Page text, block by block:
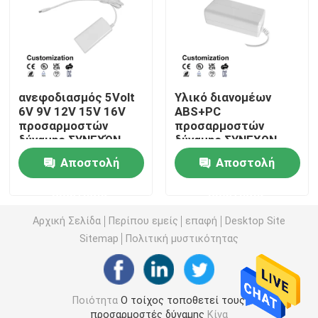
Ανταλλάξιμος προσαρμοστής δύναμης
Γρήγορος φορτιστής GaN
Φορτιστής τοίχων Usb
Ο τοίχος τοποθετεί την παροχή ηλεκτρικού
Μεταστρεφόμενη παροχή ηλεκτρικού ρεύματος
προσαρμοστής δύναμης εναλλασσόμενου ρεύματος
ανεφοδιασμός 5Volt
6V 9V 12V 15V 16V
προσαρμοστών
δύναμης ΣΥΝΕΧΏΝ
υπολογιστών
γραφείου
εναλλασσόμενου
Αποστολή
Υλικό διανομέων
ABS+PC
προσαρμοστών
δύναμης ΣΥΝΕΧΩΝ
Jack 12V 2A
υπολογιστών
γραφείου
Αποστολή
Αρχική Σελίδα Περίπου εμείς επαφή
Desktop Site
Sitemap
Πολιτική μυστικότητας
ΠοιότηταΟ τοίχος τοποθετεί τους
προσαρμοστές δύναμης Κίνα